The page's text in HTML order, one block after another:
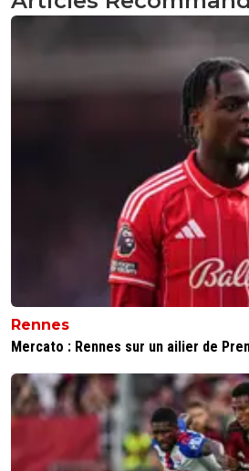
573
Rigolo c'est NAK en sous
Répondre
Rennes
Mercato : Rennes sur un ailier de